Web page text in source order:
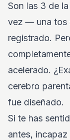
Son las 3 de
vez — una tos
registrado.
acelerado.
cerebro
fue diseñado.
Si te has
antes,